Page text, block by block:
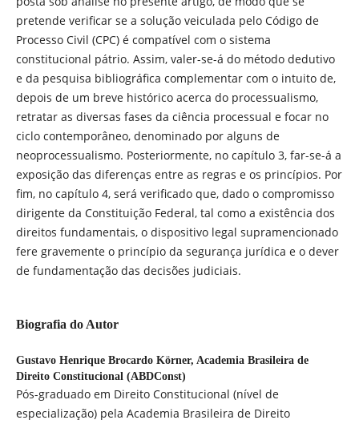
pretende verificar se a solução veiculada pelo Código de
Processo Civil (CPC) é compatível com o sistema
constitucional pátrio. Assim, valer-se-á do método dedutivo
e da pesquisa bibliográfica complementar com o intuito de,
depois de um breve histórico acerca do processualismo,
retratar as diversas fases da ciência processual e focar no
ciclo contemporâneo, denominado por alguns de
neoprocessualismo. Posteriormente, no capítulo 3, far-se-á a
exposição das diferenças entre as regras e os princípios. Por
fim, no capítulo 4, será verificado que, dado o compromisso
dirigente da Constituição Federal, tal como a existência dos
direitos fundamentais, o dispositivo legal supramencionado
fere gravemente o princípio da segurança jurídica e o dever
de fundamentação das decisões judiciais.
Biografia do Autor
Gustavo Henrique Brocardo Körner, Academia Brasileira de
Direito Constitucional (ABDConst)
Pós-graduado em Direito Constitucional (nível de
especialização) pela Academia Brasileira de Direito